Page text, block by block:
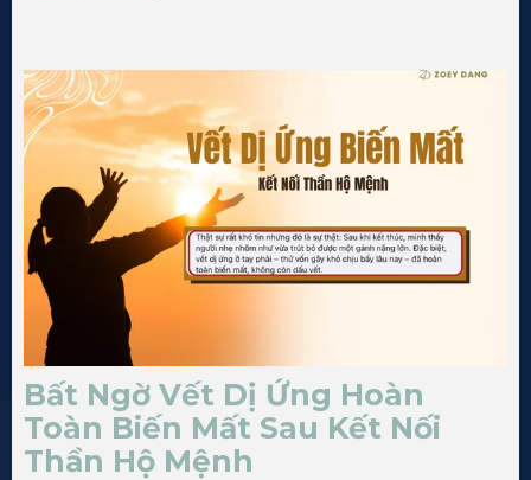
Bất Ngờ Vết Dị Ứng Hoàn
Toàn Biến Mất Sau Kết Nối
Thần Hộ Mệnh